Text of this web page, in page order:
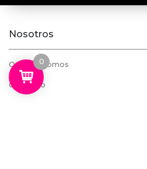
Nosotros
Quiénes somos
Contacto
0